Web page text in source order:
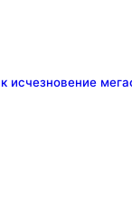
исчезновение